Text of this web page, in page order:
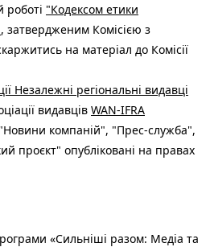
роботі "Кодексом етики
, затвердженим Комісією з
на матеріал до Комісії
Незалежні регіональні видавці
видавців WAN-IFRA
компаній", "Прес-служба",
проєкт" опубліковані на правах
«Сильніші разом: Медіа та